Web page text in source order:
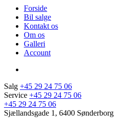
Forside
Bil salge
Kontakt os
Om os
Galleri
Account
Salg +45 29 24 75 06
Service +45 29 24 75 06
+45 29 24 75 06
Sjællandsgade 1, 6400 Sønderborg